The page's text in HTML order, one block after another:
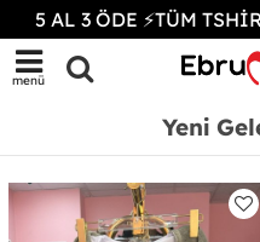
5 AL 3 ÖDE ⚡TÜM
menü
Yeni